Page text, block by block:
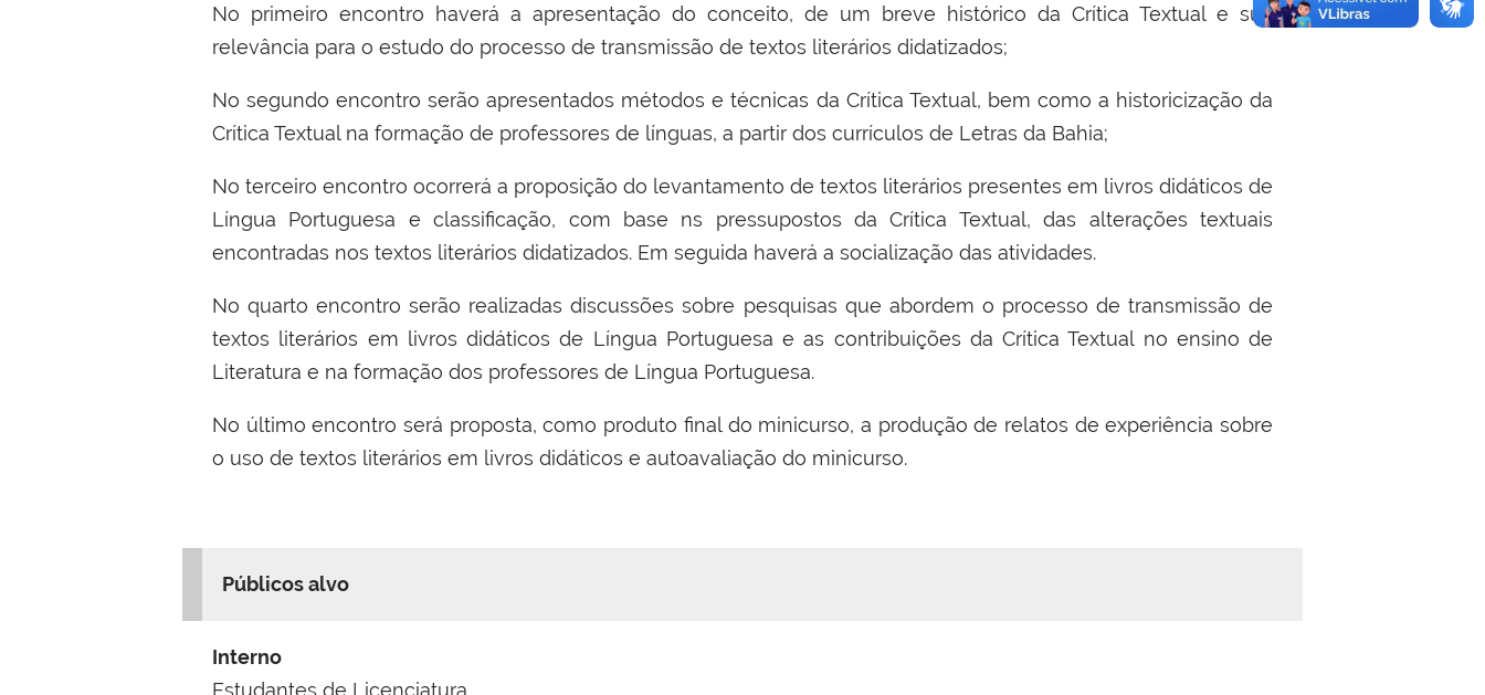
No primeiro encontro haverá a apresentação do conceito, de um breve histórico da Crítica Textual e sua
relevância para o estudo do processo de transmissão de textos literários didatizados;
No segundo encontro serão apresentados métodos e técnicas da Crítica Textual, bem como a historicização da
Crítica Textual na formação de professores de línguas, a partir dos currículos de Letras da Bahia;
No terceiro encontro ocorrerá a proposição do levantamento de textos literários presentes em livros didáticos de
Língua Portuguesa eclassificação, com base ns pressupostos da Crítica Textual, das alterações textuais
encontradas nos textos literários didatizados. Em seguida haverá a socialização das atividades.
No quarto encontro serão realizadas discussões sobre pesquisas que abordem o processo de transmissão de
textos literários em livros didáticos de Língua Portuguesa e as contribuições da Crítica Textual no ensino de
Literatura e na formação dos professores de Língua Portuguesa.
No último encontro será proposta, como produto final do minicurso, a produção de relatos de experiência sobre
o uso de textos literários em livros didáticos e autoavaliação do minicurso.
Públicos alvo
Interno
Estudantes de Licenciatura